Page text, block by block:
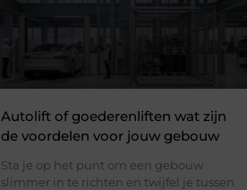
Autolift of goederenliften wat zijn
de voordelen voor jouw gebouw
Sta je op het punt om een gebouw
slimmer in te richten en twijfel je tussen